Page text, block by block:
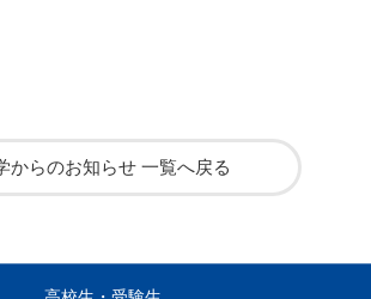
からのお知らせ 一覧へ戻る